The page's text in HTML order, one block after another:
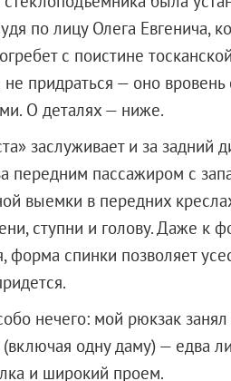
по лицу Олега Евгенича,
с поистине
не придраться — оно
О деталях — ниже.
заслуживает и за задний
передним пассажиром с
выемки в передних
ступни и голову. Даже к
форма спинки позволяет
нечего: мой рюкзак
одну даму) — едва
и широкий проем.